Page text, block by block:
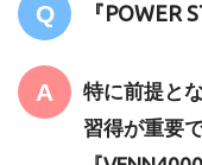
『POWER
特に前提と
習得が重要